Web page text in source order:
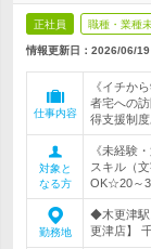
正社員 職種・業種
情報更新日：2026/06/19
仕事内容
《イチか
者宅への
得支援制度
対象と
なる方
《未経験
スキル（
OK☆20～
勤務地
◆木更津駅
更津店】